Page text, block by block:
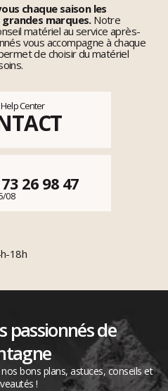
chaque saison les
marques.Notre
matériel au service après-
vous accompagne à chaque
de choisir du matériel
Center
26 98 47
08
18h
passionnés de
bons plans, astuces, conseils et
!